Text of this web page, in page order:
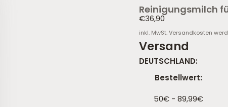
Reinigungsmilch
Angebot
€36,90
inkl. MwSt.Versandkosten
Versand
DEUTSCHLAND:
Bestellwert:
50€ - 89,99€